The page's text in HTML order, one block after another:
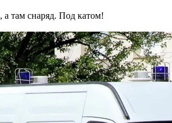
а там снаряд. Под катом!